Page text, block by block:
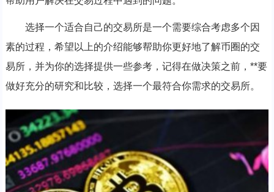
选择一个适合自己的交易所是一个需要综合考虑多个因
素的过程，希望以上的介绍能够帮助你更好地了解币圈的交
易所，并为你的选择提供一些参考，记得在做决策之前，**要
做好充分的研究和比较，选择一个最符合你需求的交易所。